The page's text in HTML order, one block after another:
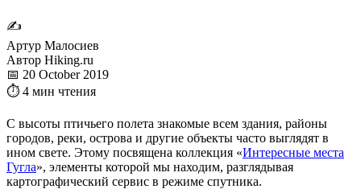
✍
Артур Малосиев
Автор Hiking.ru
📅 20 October 2019
⏱ 4 мин чтения
С высоты птичьего полета знакомые всем здания, районы
городов, реки, острова и другие объекты часто выглядят в
ином свете. Этому посвящена коллекция «Интересные места
Гугла», элементы которой мы находим, разглядывая
картографический сервис в режиме спутника.